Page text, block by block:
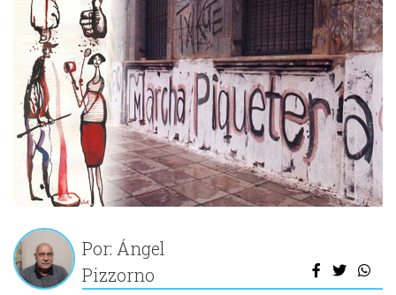
Por: Ángel
Pizzorno